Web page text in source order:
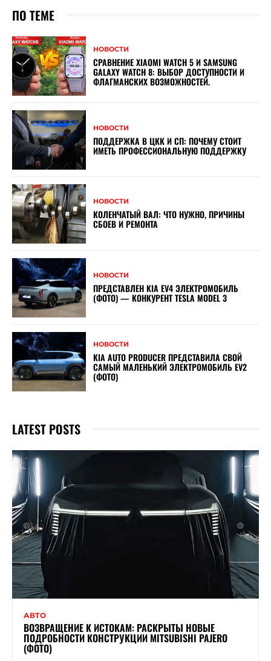
ПО ТЕМЕ
НОВОСТИ
СРАВНЕНИЕ XIAOMI WATCH 5 И SAMSUNG
GALAXY WATCH 8: ВЫБОР ДОСТУПНОСТИ И
ФЛАГМАНСКИХ ВОЗМОЖНОСТЕЙ.
НОВОСТИ
ПОДДЕРЖКА В ЦКК И СП: ПОЧЕМУ СТОИТ
ИМЕТЬ ПРОФЕССИОНАЛЬНУЮ ПОДДЕРЖКУ
НОВОСТИ
КОЛЕНЧАТЫЙ ВАЛ: ЧТО НУЖНО, ПРИЧИНЫ
СБОЕВ И РЕМОНТА
НОВОСТИ
ПРЕДСТАВЛЕН KIA EV4 ЭЛЕКТРОМОБИЛЬ
(ФОТО) — КОНКУРЕНТ TESLA MODEL 3
НОВОСТИ
KIA AUTO PRODUCER ПРЕДСТАВИЛА СВОЙ
САМЫЙ МАЛЕНЬКИЙ ЭЛЕКТРОМОБИЛЬ EV2
(ФОТО)
LATEST POSTS
АВТО
ВОЗВРАЩЕНИЕ К ИСТОКАМ: РАСКРЫТЫ НОВЫЕ
ПОДРОБНОСТИ КОНСТРУКЦИИ MITSUBISHI PAJERO
(ФОТО)